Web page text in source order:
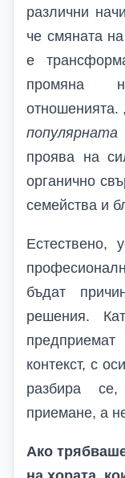
различни
че смяната
е
промяна
отношенията.
проява на
органично
семейства и
Естествено,
бъдат
решения.
контекст, с
разбира
приемане, а
Ако